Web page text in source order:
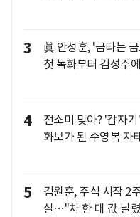
3
眞 안성훈, '금타는
첫 녹화부터 김성주
4
전소미 맞아? '갑자
화보가 된 수영복 자
5
김원훈, 주식 시작 2
실…"차 한 대 값 날